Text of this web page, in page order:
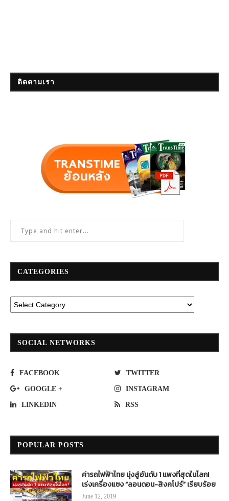
ติดตามเรา
CATEGORIES
SOCIAL NETWORKS
FACEBOOK TWITTER
GOOGLE + INSTAGRAM
LINKEDIN RSS
POPULAR POSTS
ค่ารถไฟฟ้าไทย มุ่งสู่อันดับ 1 แพงที่สุดในโลก!
เร่งเครื่องแซง “ลอนดอน-สิงคโปร์” เรียบร้อย
June 12, 2019